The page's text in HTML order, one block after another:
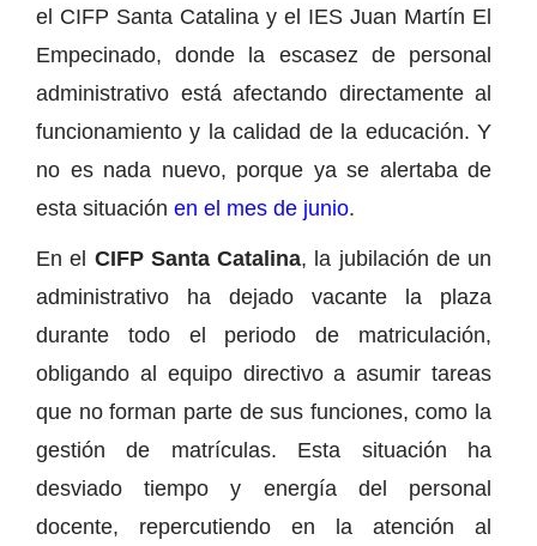
el CIFP Santa Catalina y el IES Juan Martín El
Empecinado, donde la escasez de personal
administrativo está afectando directamente al
funcionamiento y la calidad de la educación. Y
no es nada nuevo, porque ya se alertaba de
esta situación en el mes de junio.
En el CIFP Santa Catalina, la jubilación de un
administrativo ha dejado vacante la plaza
durante todo el periodo de matriculación,
obligando al equipo directivo a asumir tareas
que no forman parte de sus funciones, como la
gestión de matrículas. Esta situación ha
desviado tiempo y energía del personal
docente, repercutiendo en la atención al